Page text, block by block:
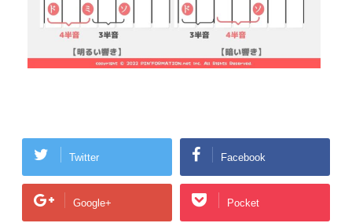
Twitter Facebook
Google+ Pocket